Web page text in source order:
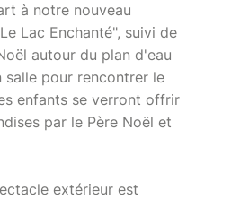
à notre nouveau
Lac Enchanté", suivi de
autour du plan d'eau
salle pour rencontrer le
enfants se verront offrir
par le Père Noël et
extérieur est